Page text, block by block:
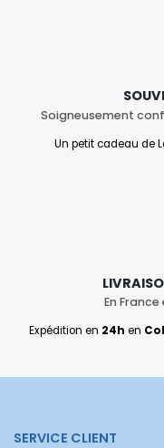
Soigneusement
Un petit cadeau de
En
Expédition en 24h en
SERVICE CLIENT